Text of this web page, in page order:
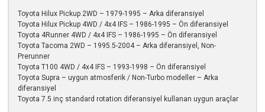
Toyota Hilux Pickup 2WD – 1979-1995 – Arka diferansiyel
Toyota Hilux Pickup 4WD / 4x4 IFS – 1986-1995 – Ön diferansiyel
Toyota 4Runner 4WD / 4x4 IFS – 1986-1995 – Ön diferansiyel
Toyota Tacoma 2WD – 1995.5-2004 – Arka diferansiyel, Non-
Prerunner
Toyota T100 4WD / 4x4 IFS – 1993-1998 – Ön diferansiyel
Toyota Supra – uygun atmosferik / Non-Turbo modeller – Arka
diferansiyel
Toyota 7.5 inç standard rotation diferansiyel kullanan uygun araçlar